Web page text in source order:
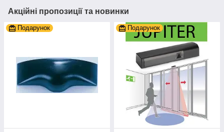
Акційні пропозиції та новинки
Подарунок Подарунок